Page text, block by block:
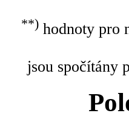
**)hodnoty pro
jsou spočítány